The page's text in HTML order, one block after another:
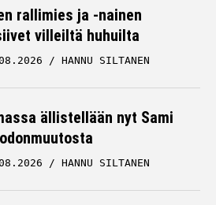
villeiltä huhuilta
HANNU SILTANEN
ällistellään nyt Sami
HANNU SILTANEN
rallin ulosajo oli viimeinen